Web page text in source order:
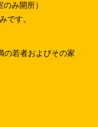
のみ開所）
です。
の若者およびその家